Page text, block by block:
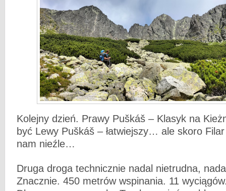
Kolejny dzień. Prawy Puškáš – Klasyk na
być Lewy Puškáš – łatwiejszy… ale skoro Filar
nam nieźle…
Druga droga technicznie nadal nietrudna,
Znacznie. 450 metrów wspinania. 11